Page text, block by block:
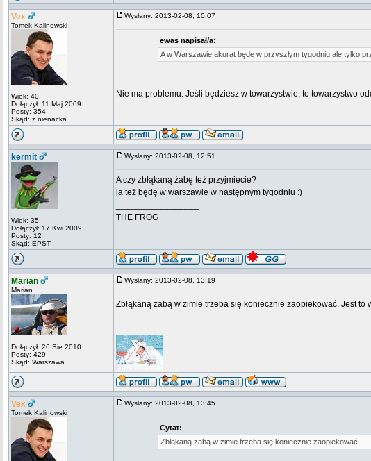
Vex
Tomek Kalinowski
Wiek: 40
Dołączył: 11 Maj 2009
Posty: 354
Skąd: z nienacka
Wysłany: 2013-02-08, 10:07
ewas napisał/a:
A w Warszawie akurat będe w przyszłym tygodniu ale tylko
Nie ma problemu. Jeśli będziesz w towarzystwie, to towarzystwo
kermit
Wiek: 35
Dołączył: 17 Kwi 2009
Posty: 12
Skąd: EPST
Wysłany: 2013-02-08, 12:51
A czy zbłąkaną żabę też przyjmiecie?
ja też będę w warszawie w następnym tygodniu :)
THE FROG
Marian
Marian
Dołączył: 26 Sie 2010
Posty: 429
Skąd: Warszawa
Wysłany: 2013-02-08, 13:19
Zbłąkaną żabą w zimie trzeba się koniecznie zaopiekować. Jest
Vex
Tomek Kalinowski
Wysłany: 2013-02-08, 13:45
Cytat:
Zbłąkaną żabą w zimie trzeba się koniecznie zaopiekować.